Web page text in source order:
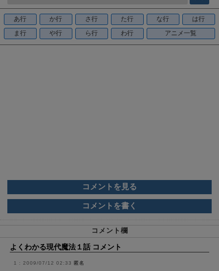
o
o
k
あ行 か行 さ行 た行 な行
は行
ま行
や行 ら行 わ行 アニメ一覧
コメントを見る
コメントを書く
コメント欄
よくわかる現代魔法１話 コメント
2009/07/12 02:33 匿名